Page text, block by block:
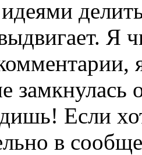
Я
замкнулась
Если
в